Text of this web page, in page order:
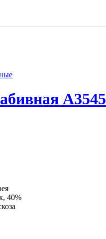
А3545
40%